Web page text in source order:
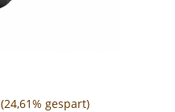
(24,61% gespart)